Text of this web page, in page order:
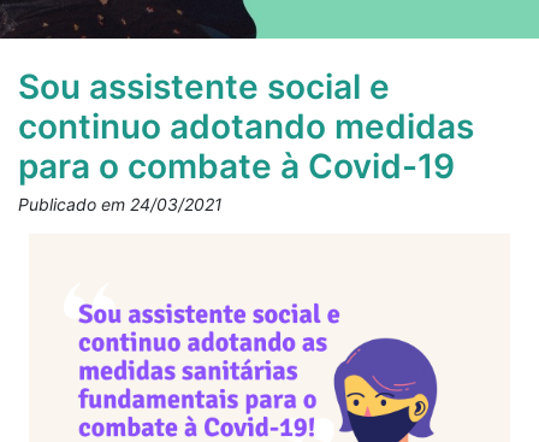
Sou assistente social e
continuo adotando medidas
para o combate à Covid-19
Publicado em 24/03/2021